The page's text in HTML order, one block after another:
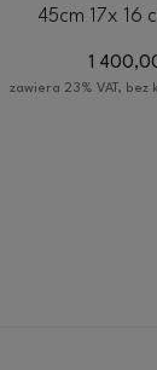
45cm 17x 16
1
zawiera 23% VAT, bez